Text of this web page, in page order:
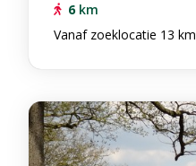
6km
Vanaf zoeklocatie 13 km